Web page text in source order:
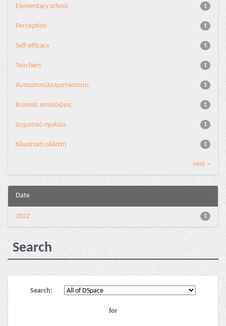
1
Elementary school
1
Perception
1
Self-efficacy
1
Teachers
1
Αυτοαποτελεσματικότητα
1
Βασικές αντιλήψεις
1
Δημοτικό σχολείο
1
Κλιματική αλλαγή
next >
Date
1
2022
Search
Search:
for